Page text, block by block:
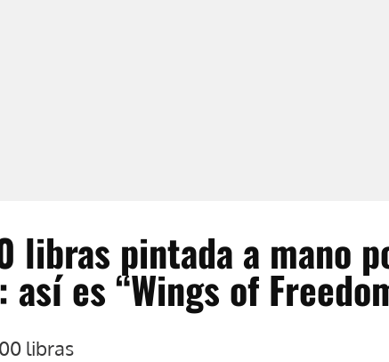
libras pintada a mano
es “Wings of
libras